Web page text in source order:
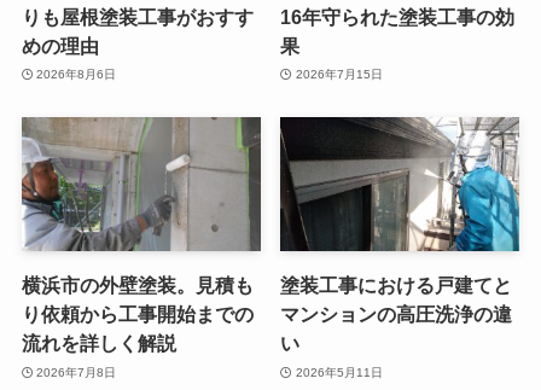
りも屋根塗装工事がおすす
めの理由
2026年8月6日
16年守られた塗装工事の効
果
2026年7月15日
横浜市の外壁塗装。見積も
り依頼から工事開始までの
流れを詳しく解説
2026年7月8日
塗装工事における戸建てと
マンションの高圧洗浄の違
い
2026年5月11日